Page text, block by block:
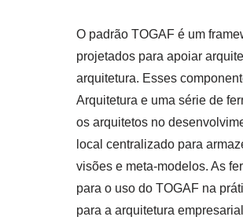
O padrão TOGAF é um
projetados para apoiar
arquitetura. Esses
Arquitetura e uma série de
os arquitetos no
local centralizado para
visões e meta-modelos. As
para o uso do TOGAF na
para a arquitetura